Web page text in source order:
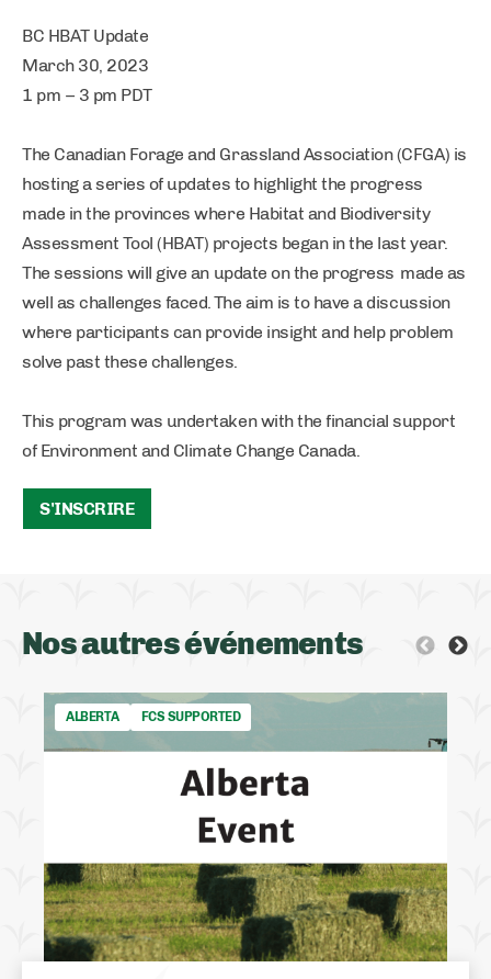
BC HBAT Update
March 30, 2023
1 pm – 3 pm PDT
The Canadian Forage and Grassland Association (CFGA) is
hosting a series of updates to highlight the progress
made in the provinces where Habitat and Biodiversity
Assessment Tool (HBAT) projects began in the last year.
The sessions will give an update on the progress made as
well as challenges faced. The aim is to have a discussion
where participants can provide insight and help problem
solve past these challenges.
This program was undertaken with the financial support
of Environment and Climate Change Canada.
S'INSCRIRE
Nos autres événements
ALBERTA FCS SUPPORTED